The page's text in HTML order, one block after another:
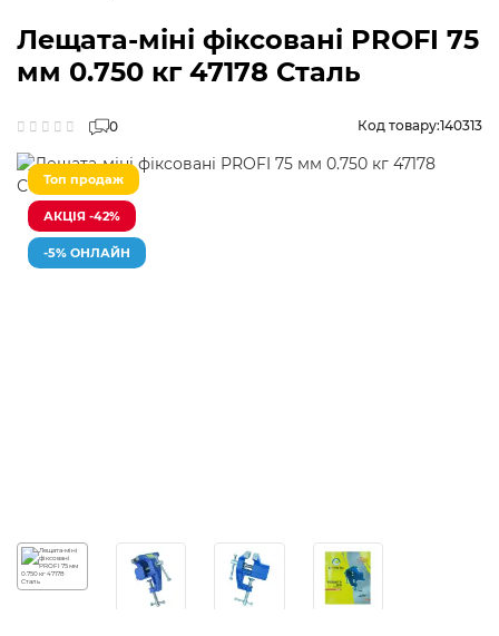
Лещата-міні фіксовані PROFI 75
мм 0.750 кг 47178 Сталь
0 Код товару:140313
Топ продаж
АКЦІЯ -42%
-5% ОНЛАЙН